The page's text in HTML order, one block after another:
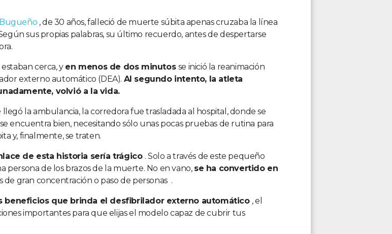
, de 30 años,falleció de muerte súbita apenas cruzaba la línea
sus propias palabras, su último recuerdo, antes de despertarse
cerca, y en menos de dos minutos se inició la reanimación
externo automático (DEA). Al segundo intento, la atleta
volvió a la vida.
la ambulancia, la corredora fue trasladada al hospital, donde se
encuentra bien, necesitando sólo unas pocas pruebas de rutina para
y, finalmente, se traten.
de esta historia sería trágico . Solo a través de este pequeño
persona de los brazos de la muerte. No en vano, se ha convertido en
gran concentración o paso de personas .
beneficios que brinda el desfibrilador externo automático , el
importantes para que elijas el modelo capaz de cubrir tus